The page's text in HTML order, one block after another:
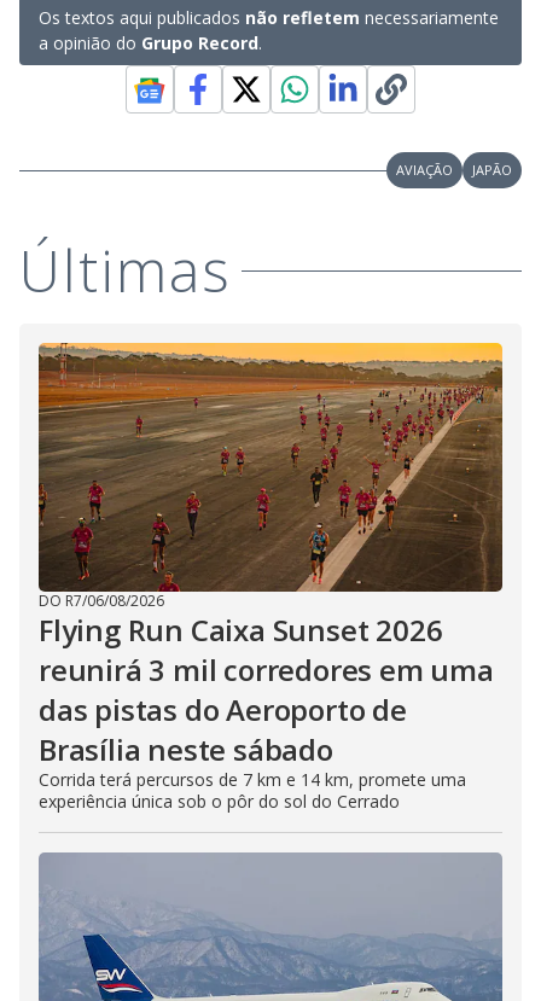
Os textos aqui publicados não refletem necessariamente
a opinião do Grupo Record.
AVIAÇÃO JAPÃO
Últimas
DO R7/06/08/2026
Flying Run Caixa Sunset 2026
reunirá 3 mil corredores em uma
das pistas do Aeroporto de
Brasília neste sábado
Corrida terá percursos de 7 km e 14 km, promete uma
experiência única sob o pôr do sol do Cerrado